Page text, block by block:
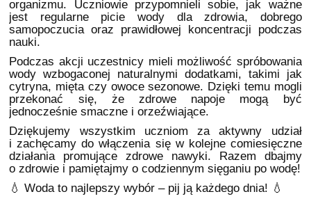
organizmu. Uczniowie przypomnieli sobie, jak ważne
jest regularne picie wody dla zdrowia, dobrego
samopoczucia oraz prawidłowej koncentracji podczas
nauki.
Podczas akcji uczestnicy mieli możliwość spróbowania
wody wzbogaconej naturalnymi dodatkami, takimi jak
cytryna, mięta czy owoce sezonowe. Dzięki temu mogli
przekonać się, że zdrowe napoje mogą być
jednocześnie smaczne i orzeźwiające.
Dziękujemy wszystkim uczniom za aktywny udział
i zachęcamy do włączenia się w kolejne comiesięczne
działania promujące zdrowe nawyki. Razem dbajmy
o zdrowie i pamiętajmy o codziennym sięganiu po wodę!
💧 Woda to najlepszy wybór – pij ją każdego dnia! 💧